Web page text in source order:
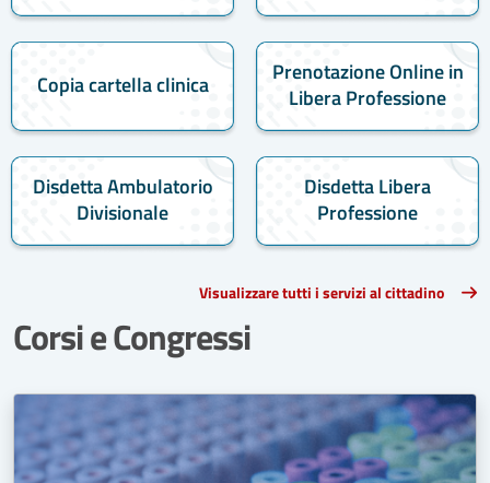
Copia cartella clinica
Prenotazione Online in
Libera Professione
Disdetta Ambulatorio
Divisionale
Disdetta Libera
Professione
Visualizzare tutti i servizi al cittadino
Corsi e Congressi